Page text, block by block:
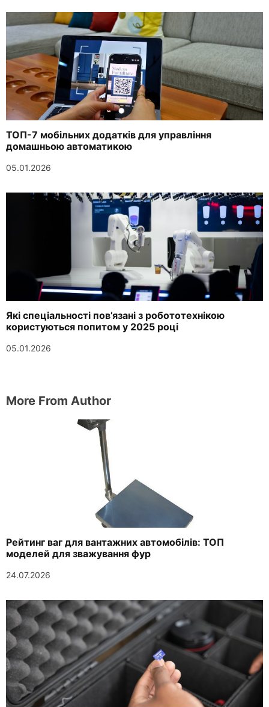
ТОП-7 мобільних додатків для управління
домашньою автоматикою
05.01.2026
Які спеціальності пов’язані з робототехнікою
користуються попитом у 2025 році
05.01.2026
More From Author
Рейтинг ваг для вантажних автомобілів: ТОП
моделей для зважування фур
24.07.2026